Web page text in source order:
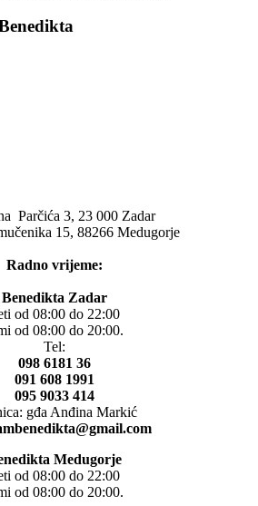
Parčića 3, 23 000 Zadar
15, 88266 Medugorje
Radno vrijeme:
Benedikta Zadar
od 08:00 do 22:00
od 08:00 do 20:00.
Tel:
098 6181 36
091 608 1991
095 9033 414
gđa Anđina Markić
Medugorje
od 08:00 do 22:00
od 08:00 do 20:00.